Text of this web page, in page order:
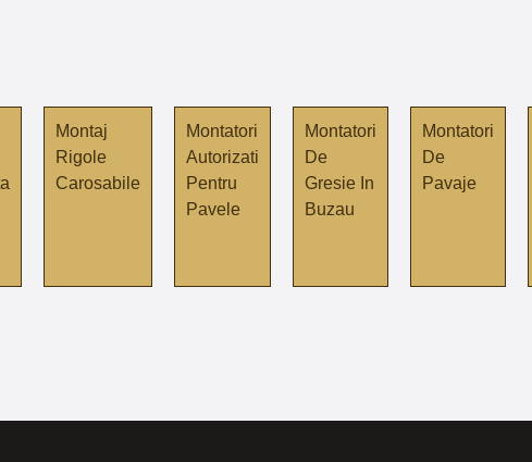
Montaj
Rigole
Carosabile
Montatori
Autorizati
Pentru
Pavele
Montatori
De
Gresie In
Buzau
Montatori
De
Pavaje